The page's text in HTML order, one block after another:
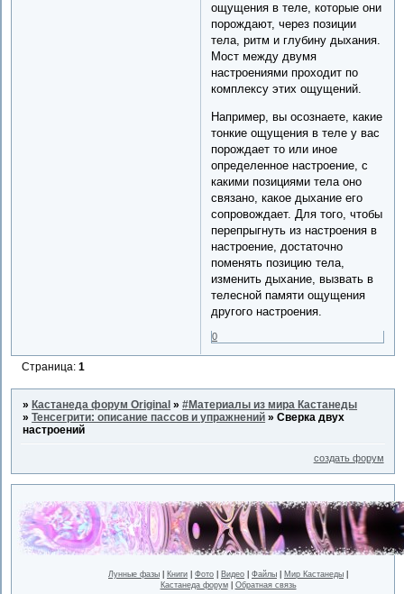
ощущения в теле, которые они
порождают, через позиции
тела, ритм и глубину дыхания.
Мост между двумя
настроениями проходит по
комплексу этих ощущений.
Например, вы осознаете, какие
тонкие ощущения в теле у вас
порождает то или иное
определенное настроение, с
какими позициями тела оно
связано, какое дыхание его
сопровождает. Для того, чтобы
перепрыгнуть из настроения в
настроение, достаточно
поменять позицию тела,
изменить дыхание, вызвать в
телесной памяти ощущения
другого настроения.
0
Страница:1
»Кастанеда форум Original »#Материалы из мира Кастанеды
»Тенсегрити: описание пассов и упражнений »Сверка двух
настроений
создать форум
Лунные фазы Книги Фото Видео Файлы Мир Кастанеды
Кастанеда форум| Обратная связь